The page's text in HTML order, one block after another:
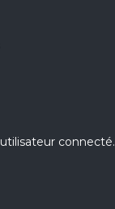
utilisateur connecté.